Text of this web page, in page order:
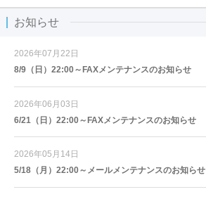
お知らせ
2026年07月22日
8/9（日）22:00～FAXメンテナンスのお知らせ
2026年06月03日
6/21（日）22:00～FAXメンテナンスのお知らせ
2026年05月14日
5/18（月）22:00～メールメンテナンスのお知らせ